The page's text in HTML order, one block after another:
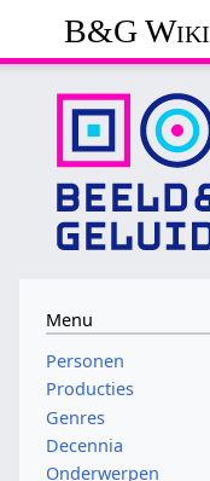
B&G Wiki
Menu
Personen
Producties
Genres
Decennia
Onderwerpen